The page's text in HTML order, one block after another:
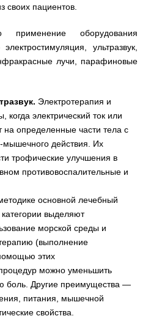
своих пациентов.
применение оборудования
ультразвук,
лучи, парафиновые
Электротерапия и
когда электрический ток или
на определенные части тела с
действия. Их
трофические улучшения в
противовоспалительные и
основной лечебный
выделяют
морской среды и
(выполнение
этих
можно уменьшить
боль. Другие преимущества —
питания, мышечной
свойства.